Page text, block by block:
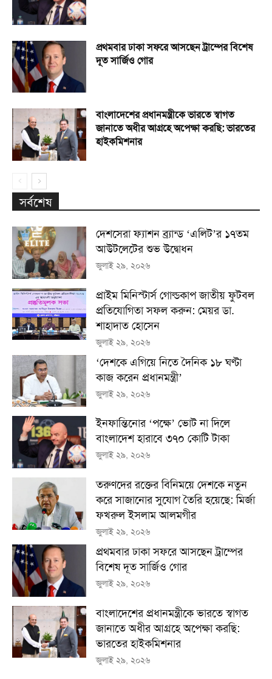
প্রথমবার ঢাকা সফরে আসছেন ট্রাম্পের বিশেষ
দূত সার্জিও গোর
বাংলাদেশের প্রধানমন্ত্রীকে ভারতে স্বাগত
জানাতে অধীর আগ্রহে অপেক্ষা কর‌ছি: ভারতের
হাইকমিশনার
সর্বশেষ
দেশসেরা ফ্যাশন ব্র্যান্ড ‘এলিট’র ১৭তম
আউটলেটের শুভ উদ্বোধন
জুলাই ২৯, ২০২৬
প্রাইম মিনিস্টার্স গোল্ডকাপ জাতীয় ফুটবল
প্রতিযোগিতা সফল করুন: মেয়র ডা.
শাহাদাত হোসেন
জুলাই ২৯, ২০২৬
‘দেশকে এগিয়ে নিতে দৈনিক ১৮ ঘণ্টা
কাজ করেন প্রধানমন্ত্রী’
জুলাই ২৯, ২০২৬
ইনফান্তিনোর ‘পক্ষে’ ভোট না দিলে
বাংলাদেশ হারাবে ৩৭০ কোটি টাকা
জুলাই ২৯, ২০২৬
তরুণদের রক্তের বিনিময়ে দেশকে নতুন
করে সাজানোর সুযোগ তৈরি হয়েছে: মির্জা
ফখরুল ইসলাম আলমগীর
জুলাই ২৯, ২০২৬
প্রথমবার ঢাকা সফরে আসছেন ট্রাম্পের
বিশেষ দূত সার্জিও গোর
জুলাই ২৯, ২০২৬
বাংলাদেশের প্রধানমন্ত্রীকে ভারতে স্বাগত
জানাতে অধীর আগ্রহে অপেক্ষা কর‌ছি:
ভারতের হাইকমিশনার
জুলাই ২৯, ২০২৬